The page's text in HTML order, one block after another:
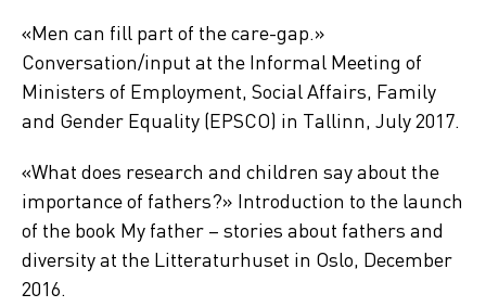
«Men can fill part of the care-gap.»
Conversation/input at the Informal Meeting of
Ministers of Employment, Social Affairs, Family
and Gender Equality (EPSCO) in Tallinn, July 2017.
«What does research and children say about the
importance of fathers?» Introduction to the launch
of the book My father – stories about fathers and
diversity at the Litteraturhuset in Oslo, December
2016.